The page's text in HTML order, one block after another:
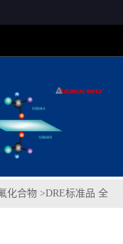
化合物 >DRE标准品 全